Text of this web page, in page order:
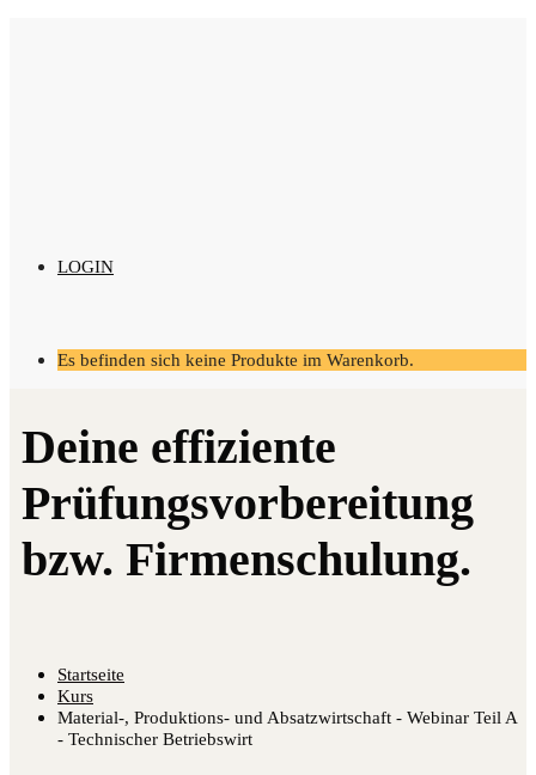
LOGIN
Es befinden sich keine Produkte im Warenkorb.
Startseite
Kurs
Material-, Produktions- und Absatzwirtschaft - Webinar Teil A
- Technischer Betriebswirt